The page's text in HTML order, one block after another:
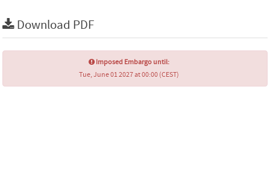
Download PDF
Imposed Embargo until:
Tue, June 01 2027 at 00:00 (CEST)